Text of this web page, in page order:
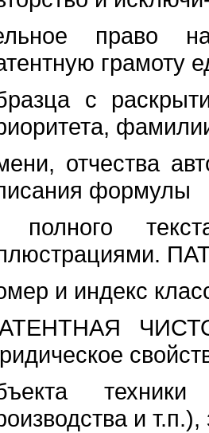
право
грамоту
с
отчества
формулы
полного
и индекс
и т.п.),